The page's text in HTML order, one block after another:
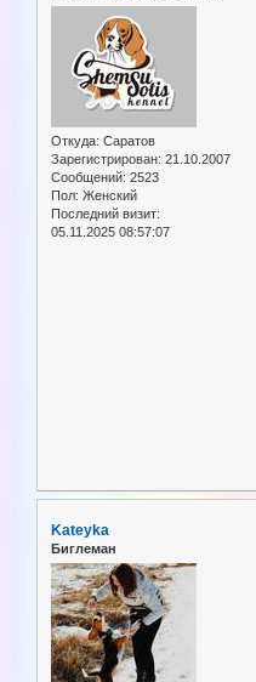
Откуда: Саратов
Зарегистрирован: 21.10.2007
Сообщений: 2523
Пол: Женский
Последний визит:
05.11.2025 08:57:07
Kateyka
Биглеман